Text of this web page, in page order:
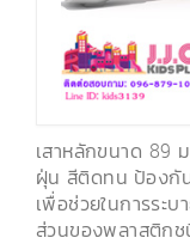
เสาหลักขนาด 89
ฝุ่น สีติดทน ป้องกั
เพื่อช่วยในการระ
ส่วนของพลาสติก